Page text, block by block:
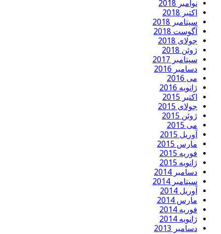
نوامبر 2018
اکتبر 2018
سپتامبر 2018
آگوست 2018
جولای 2018
ژوئن 2018
سپتامبر 2017
دسامبر 2016
می 2016
ژانویه 2016
اکتبر 2015
جولای 2015
ژوئن 2015
می 2015
آوریل 2015
مارس 2015
فوریه 2015
ژانویه 2015
دسامبر 2014
سپتامبر 2014
آوریل 2014
مارس 2014
فوریه 2014
ژانویه 2014
دسامبر 2013